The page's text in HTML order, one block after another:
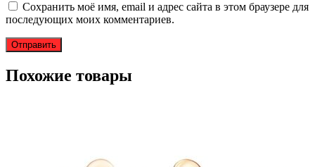
Сохранить моё имя, email и адрес сайта в этом браузере для
последующих моих комментариев.
Похожие товары